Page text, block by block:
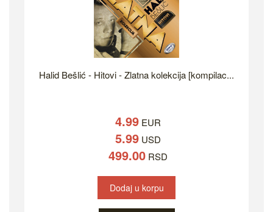
Halid Bešlić - Hitovi - Zlatna kolekcija [kompilac...
4.99 EUR
5.99 USD
499.00 RSD
Dodaj u korpu